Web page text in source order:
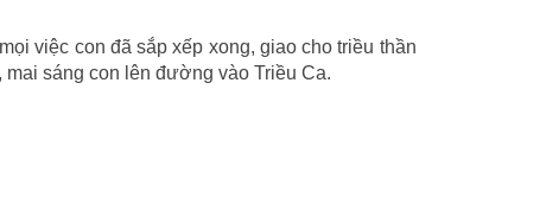
việc con đã sắp xếp xong, giao cho triều thần
sáng con lên đường vào Triều Ca.